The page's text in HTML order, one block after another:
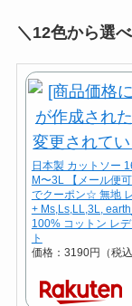
＼12色から選
日本製 カットソー
M〜3L 【メール便
でクーポン☆ 無地
+ Ms,Ls,LL,3L,
100% コットン レ
ト
価格：3190円（税